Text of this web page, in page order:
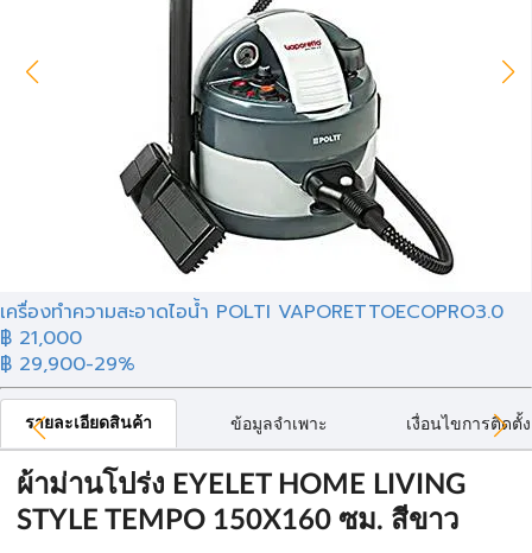
เครื่องทำความสะอาดไอน้ำ POLTI VAPORETTOECOPRO3.0
฿ 21,000
฿ 29,900-29%
รายละเอียดสินค้า ข้อมูลจำเพาะ เงื่อนไขการติดตั้ง
ผ้าม่านโปร่ง EYELET HOME LIVING
STYLE TEMPO 150X160 ซม. สีขาว